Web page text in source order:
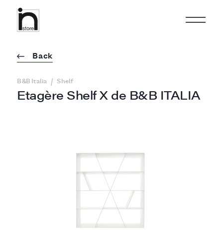
Etagère Shelf X de B&B ITALIA
Back
B&B Italia / Shelf